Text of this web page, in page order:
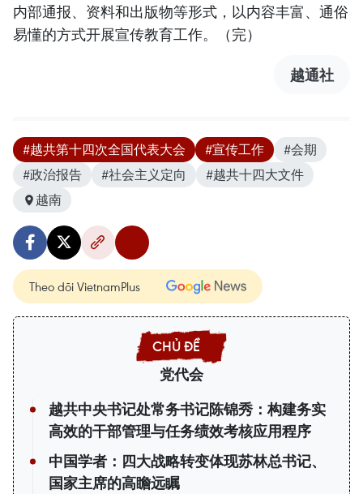
内部通报、资料和出版物等形式，以内容丰富、通俗
易懂的方式开展宣传教育工作。（完）
越通社
#越共第十四次全国代表大会 #宣传工作
#会期
#政治报告
#社会主义定向
#越共十四大文件
越南
Theo dõi VietnamPlus
党代会
越共中央书记处常务书记陈锦秀：构建务实
高效的干部管理与任务绩效考核应用程序
中国学者：四大战略转变体现苏林总书记、
国家主席的高瞻远瞩